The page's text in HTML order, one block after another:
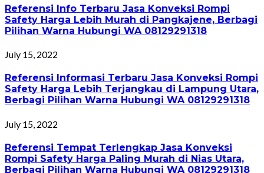
Referensi Info Terbaru Jasa Konveksi Rompi
Safety Harga Lebih Murah di Pangkajene, Berbagi
Pilihan Warna Hubungi WA 08129291318
July 15, 2022
Referensi Informasi Terbaru Jasa Konveksi Rompi
Safety Harga Lebih Terjangkau di Lampung Utara,
Berbagi Pilihan Warna Hubungi WA 08129291318
July 15, 2022
Referensi Tempat Terlengkap Jasa Konveksi
Rompi Safety Harga Paling Murah di Nias Utara,
Berbagi Pilihan Warna Hubungi WA 08129291318